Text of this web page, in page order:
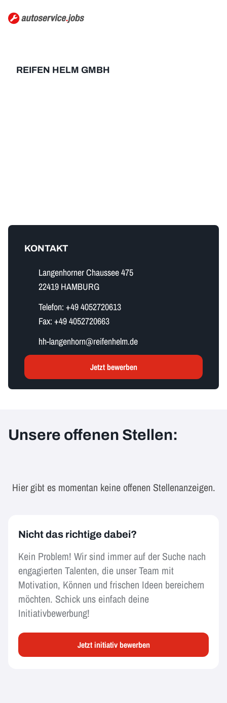
REIFEN HELM GMBH
KONTAKT
Langenhorner Chaussee 475
22419 HAMBURG
Telefon: +49 4052720613
Fax: +49 4052720663
h​h​-​l​a​n​g​e​n​h​o​r​n​@reifenhelm.de
Jetzt bewerben
Unsere offenen Stellen:
Hier gibt es momentan keine offenen Stellenanzeigen.
Nicht das richtige dabei?
Kein Problem! Wir sind immer auf der Suche nach
engagierten Talenten, die unser Team mit
Motivation, Können und frischen Ideen bereichern
möchten. Schick uns einfach deine
Initiativbewerbung!
Jetzt initiativ bewerben